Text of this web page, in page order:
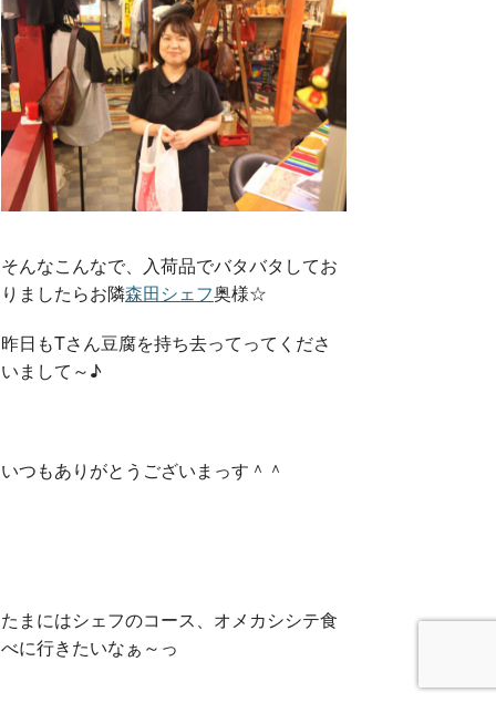
そんなこんなで、入荷品でバタバタしてお
りましたらお隣森田シェフ奥様☆
昨日もTさん豆腐を持ち去ってってくださ
いまして～♪
いつもありがとうございまっす＾＾
たまにはシェフのコース、オメカシシテ食
べに行きたいなぁ～っ